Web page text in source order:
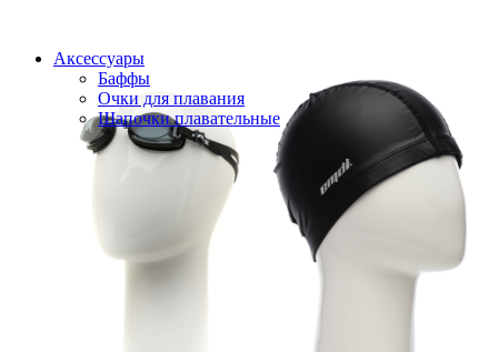
Аксессуары
Баффы
Очки для плавания
Шапочки плавательные